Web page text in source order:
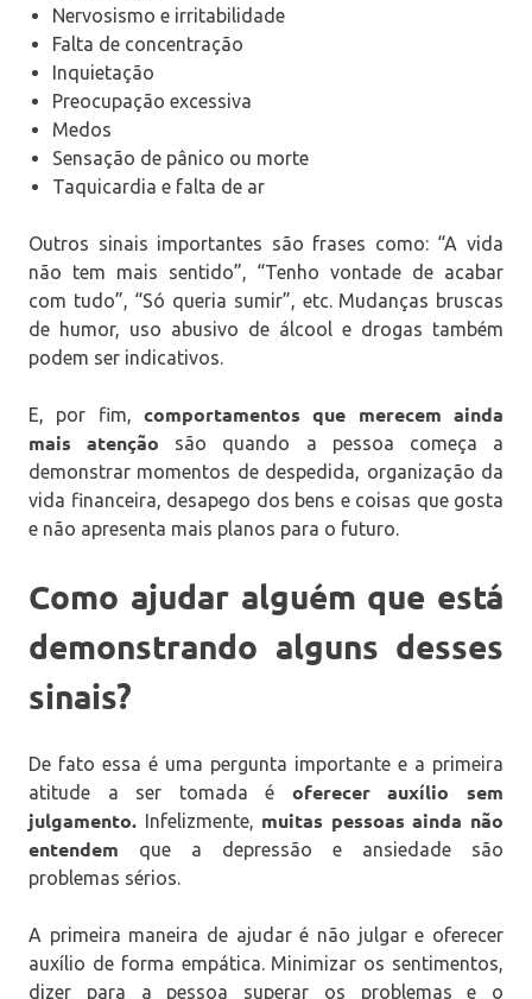
Nervosismo e irritabilidade
Falta de concentração
Inquietação
Preocupação excessiva
Medos
Sensação de pânico ou morte
Taquicardia e falta de ar
Outros sinais importantes são frases como: “A vida
não tem mais sentido”, “Tenho vontade de acabar
com tudo”, “Só queria sumir”, etc. Mudanças bruscas
de humor, uso abusivo de álcool e drogas também
podem ser indicativos.
E, por fim,
comportamentos que merecem ainda
mais atenção são quando a pessoa começa a
demonstrar momentos de despedida, organização da
vida financeira, desapego dos bens e coisas que gosta
e não apresenta mais planos para o futuro.
Como ajudar alguém que está
demonstrando alguns desses
sinais?
De fato essa é uma pergunta importante e a primeira
atitude a ser tomada é oferecer auxílio sem
julgamento. Infelizmente, muitas pessoas ainda não
entendem que a depressão e ansiedade são
problemas sérios.
A primeira maneira de ajudar é não julgar e oferecer
auxílio de forma empática. Minimizar os sentimentos,
dizer para a pessoa superar os problemas e o